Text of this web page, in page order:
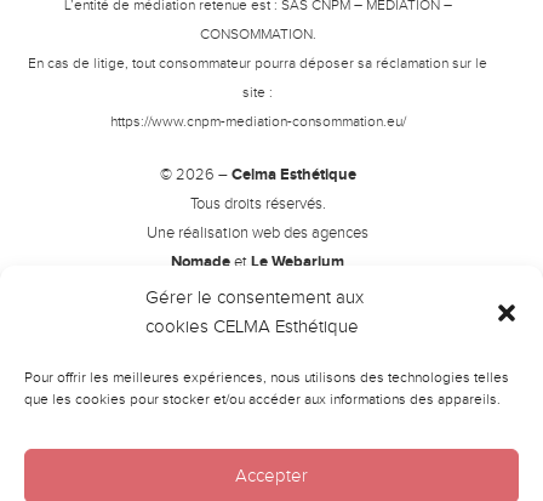
Gérer le consentement aux
cookies CELMA Esthétique
Pour offrir les meilleures expériences, nous utilisons des technologies telles
que les cookies pour stocker et/ou accéder aux informations des appareils.
Accepter
© 2026 –Celma Esthétique
Tous droits réservés.
Une réalisation web des agences
Nomade etLe Webarium
Ce site a été financé par l’Union Européenne dans le cadre du
Région Réunion. L’Europe s’engage à La Réunion avec le fonds
FEDER.
L’entité de médiation retenue est : SAS CNPM – MÉDIATION –
CONSOMMATION.
En cas de litige, tout consommateur pourra déposer sa réclamation sur le
site :
https://www.cnpm-mediation-consommation.eu/